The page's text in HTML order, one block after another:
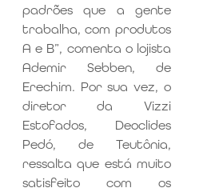
padrões que a gente
trabalha, com produtos
A e B”, comenta o lojista
Ademir Sebben, de
Erechim. Por sua vez, o
diretor da Vizzi
Estofados, Deoclides
Pedó, de Teutônia,
ressalta que está muito
satisfeito com os